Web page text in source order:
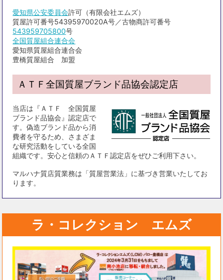
愛知県公安委員会許可（有限会社エムズ）
質屋許可番号54395970020A号／古物商許可番号
543959705800号
全国質屋組合連合会
愛知県質屋組合連合会
豊橋質屋組合 加盟
ＡＴＦ全国質屋ブランド品協会認定店
当店は『ＡＴＦ 全国質屋
ブランド品協会』認定店で
す。偽造ブランド品から消
費者を守るため、さまざま
な研究活動をしている全国
組織です。安心と信頼のＡＴＦ認定店をぜひご利用下さい。
マルハナ質店質業務は「質屋営業法」に基づき営業いたしてお
ります。
ラ・コレクション エムズ